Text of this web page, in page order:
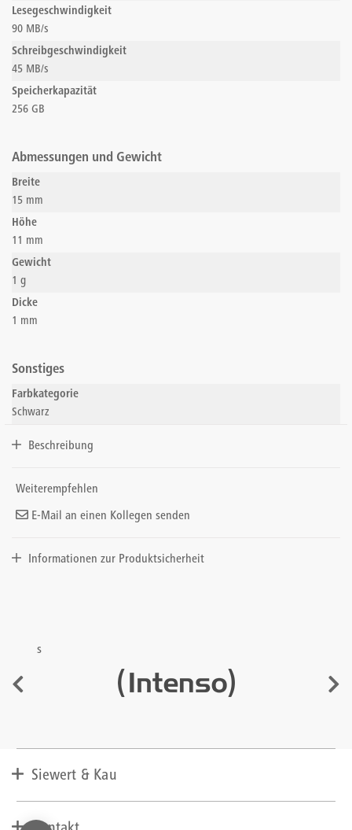
Lesegeschwindigkeit
90 MB/s
Schreibgeschwindigkeit
45 MB/s
Speicherkapazität
256 GB
Abmessungen und Gewicht
Breite
15 mm
Höhe
11 mm
Gewicht
1 g
Dicke
1 mm
Sonstiges
Farbkategorie
Schwarz
Beschreibung
Weiterempfehlen
E-Mail an einen Kollegen senden
Informationen zur Produktsicherheit
s
Siewert & Kau
Lieferant werden